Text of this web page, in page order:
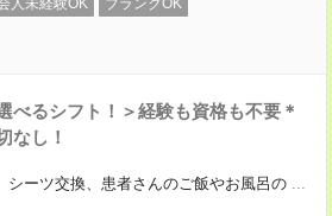
人未経験OK ブランクOK
べるシフト！＞経験も資格も不要＊
なし！
シーツ交換、患者さんのご飯やお風呂の ...